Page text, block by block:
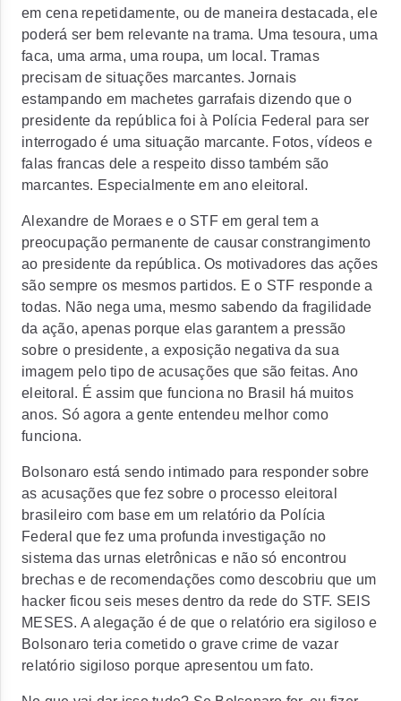
em cena repetidamente, ou de maneira destacada, ele
poderá ser bem relevante na trama. Uma tesoura, uma
faca, uma arma, uma roupa, um local. Tramas
precisam de situações marcantes. Jornais
estampando em machetes garrafais dizendo que o
presidente da república foi à Polícia Federal para ser
interrogado é uma situação marcante. Fotos, vídeos e
falas francas dele a respeito disso também são
marcantes. Especialmente em ano eleitoral.
Alexandre de Moraes e o STF em geral tem a
preocupação permanente de causar constrangimento
ao presidente da república. Os motivadores das ações
são sempre os mesmos partidos. E o STF responde a
todas. Não nega uma, mesmo sabendo da fragilidade
da ação, apenas porque elas garantem a pressão
sobre o presidente, a exposição negativa da sua
imagem pelo tipo de acusações que são feitas. Ano
eleitoral. É assim que funciona no Brasil há muitos
anos. Só agora a gente entendeu melhor como
funciona.
Bolsonaro está sendo intimado para responder sobre
as acusações que fez sobre o processo eleitoral
brasileiro com base em um relatório da Polícia
Federal que fez uma profunda investigação no
sistema das urnas eletrônicas e não só encontrou
brechas e de recomendações como descobriu que um
hacker ficou seis meses dentro da rede do STF. SEIS
MESES. A alegação é de que o relatório era sigiloso e
Bolsonaro teria cometido o grave crime de vazar
relatório sigiloso porque apresentou um fato.